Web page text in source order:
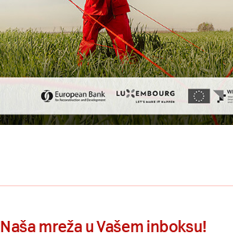
Naša mreža u Vašem inboksu!